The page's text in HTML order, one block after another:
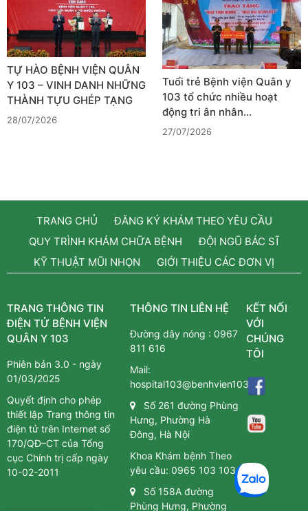
TỰ HÀO BỆNH VIỆN QUÂN
Y 103 – VINH DANH NHỮNG
THÀNH TỰU GHÉP TẠNG
28/07/2026
Tuổi trẻ Bệnh viện Quân y
103 tổ chức nhiều hoạt
động tri ân nhân…
27/07/2026
TRANG CHỦ
ĐĂNG KÝ KHÁM THEO YÊU CẦU
QUY TRÌNH KHÁM CHỮA BỆNH
ĐỘI NGŨ BÁC SĨ
KỸ THUẬT MŨI NHỌN
GIỚI THIỆU CÁC ĐƠN VỊ
TRANG THÔNG TIN
ĐIỆN TỬ BỆNH VIỆN
QUÂN Y 103
Phiên bản 3.0 - ngày
01/03/2025
Quyết định cho phép
thiết lập Trang thông tin
điện tử trên Internet số
170/QĐ–CT của Tổng
cục Chính trị cấp ngày
10-02-2011
THÔNG TIN LIÊN HỆ
Đường dây nóng :0967
811 616
Mail:
hospital103@benhvien103.vn
Số 261 đường Phùng
Hưng, Phường Hà
Đông, Hà Nội
Khoa Khám bệnh Theo
yêu cầu:0965 103 103
Số 158A đường
Phùng Hưng, Phường
KẾT NỐI
VỚI
CHÚNG
TÔI